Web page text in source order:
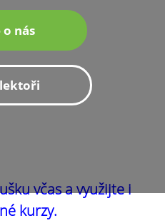
o nás
včas a využijte i
kurzy.